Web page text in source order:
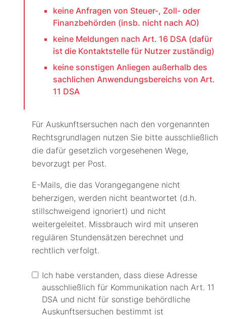
keine Anfragen von Steuer-, Zoll- oder
Finanzbehörden (insb. nicht nach AO)
keine Meldungen nach Art. 16 DSA (dafür
ist die Kontaktstelle für Nutzer zuständig)
keine sonstigen Anliegen außerhalb des
sachlichen Anwendungsbereichs von Art.
11 DSA
Für Auskunftsersuchen nach den vorgenannten
Rechtsgrundlagen nutzen Sie bitte ausschließlich
die dafür gesetzlich vorgesehenen Wege,
bevorzugt per Post.
E-Mails, die das Vorangegangene nicht
beherzigen, werden nicht beantwortet (d.h.
stillschweigend ignoriert) und nicht
weitergeleitet. Missbrauch wird mit unseren
regulären Stundensätzen berechnet und
rechtlich verfolgt.
Ich habe verstanden, dass diese Adresse
ausschließlich für Kommunikation nach Art. 11
DSA und nicht für sonstige behördliche
Auskunftsersuchen bestimmt ist